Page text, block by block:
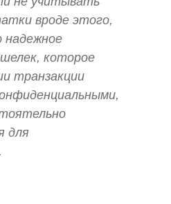
вроде этого,
надежное
которое
транзакции
для